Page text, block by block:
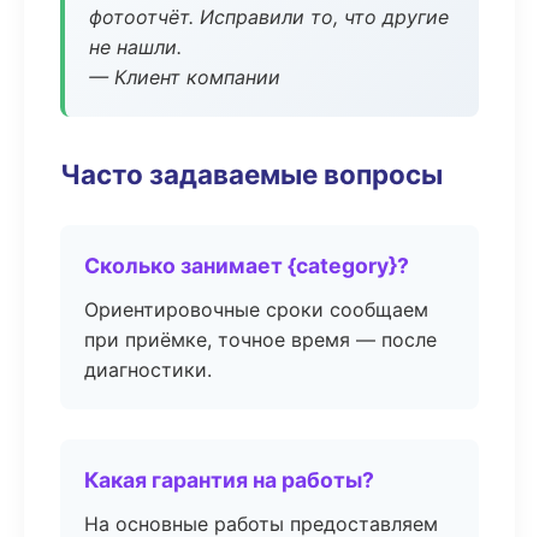
фотоотчёт. Исправили то, что другие
не нашли.
— Клиент компании
Часто задаваемые вопросы
Сколько занимает {category}?
Ориентировочные сроки сообщаем
при приёмке, точное время — после
диагностики.
Какая гарантия на работы?
На основные работы предоставляем